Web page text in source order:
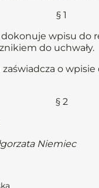
§ 1
dokonuje wpisu
do uchwały.
zaświadcza o
§ 2
Niemiec